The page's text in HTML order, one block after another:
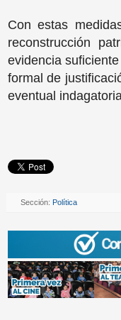
Con estas
reconstrucción
evidencia
formal de
eventual
Sección: Política